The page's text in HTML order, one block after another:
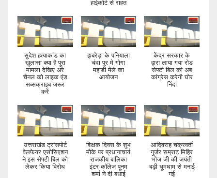
हाईकोर्ट से राहत
सुदेश हत्याकांड का
खुलासा क्या है पूरा
मामला देखिए अरे
चैनल को लाइक एंड
सब्सक्राइब जरूर
करें
झबरेड़ा के पनियाला
चंदा पुर मे गोगा
महाडी मेले का
आयोजन
केंद्र सरकार के
द्वारा लाया गया रोड
सेफ्टी बिल की अब
कांग्रेस करेगी घोर
निंदा
उत्तराखंड ट्रांसपोर्ट
वेलफेयर एसोसिएशन
ने इस सेफ्टी बिल को
लेकर किया विरोध
शिक्षक दिवस के शुभ
मौके पर प्रधानाचार्य
राजकीय बालिका
इंटर कॉलेज पूनम
शर्मा ने दी बधाई
आदिवराह चक्रवर्ती
गुर्जर सम्राट मिहिर
भोज जी की जयंती
बड़ी धूमधाम से मनाई
गई